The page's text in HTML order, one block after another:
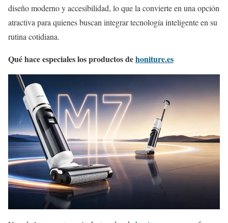
diseño moderno y accesibilidad, lo que la convierte en una opción
atractiva para quienes buscan integrar tecnología inteligente en su
rutina cotidiana.
Qué hace especiales los productos dehoniture.es